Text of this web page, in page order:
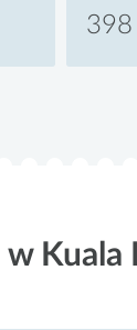
398
w Kuala